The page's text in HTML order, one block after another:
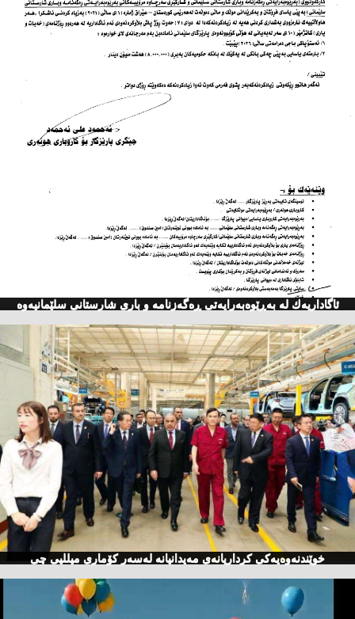
ئاگاداریه‌ك له‌ به‌ڕێوه‌به‌رایه‌تی ڕه‌گه‌زنامه‌ و باری شارستانی سلێمانیه‌وه‌
خوێندنەوەیەكی كرداریانەی مەیدانیانە لەسەر كۆماری میللیی چی